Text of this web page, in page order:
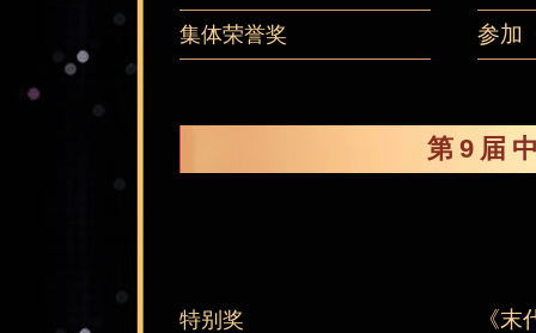
集体荣誉奖 参加
第9届
特别奖 《